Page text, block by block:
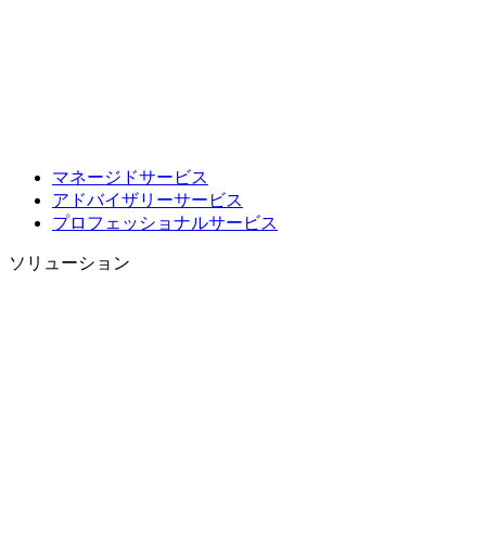
マネージドサービス
アドバイザリーサービス
プロフェッショナルサービス
ソリューション